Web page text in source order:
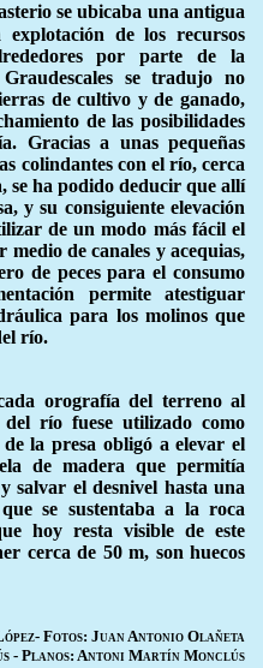
se ubicaba una antigua
de los recursos
por parte de la
se tradujo no
de cultivo y de ganado,
de las posibilidades
Gracias a unas pequeñas
colindantes con el río, cerca
se ha podido deducir que allí
y su consiguiente elevación
de un modo más fácil el
de canales y acequias,
de peces para el consumo
permite atestiguar
para los molinos que
río.
orografía del terreno al
río fuese utilizado como
la presa obligó a elevar el
de madera que permitía
el desnivel hasta una
se sustentaba a la roca
hoy resta visible de este
cerca de 50 m, son huecos
Fotos: Juan Antonio Olañeta
- Planos: Antoni Martín Monclús